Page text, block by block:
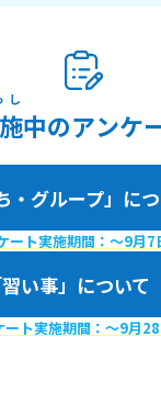
し
中のアンケ
・グループ」に
ート実施期間：〜9月7
習い事」について
ート実施期間：〜9月